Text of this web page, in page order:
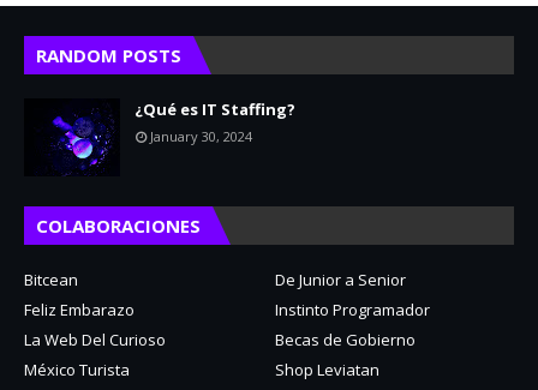
RANDOM POSTS
¿Qué es IT Staffing?
January 30, 2024
COLABORACIONES
Bitcean
De Junior a Senior
Feliz Embarazo
Instinto Programador
La Web Del Curioso
Becas de Gobierno
México Turista
Shop Leviatan